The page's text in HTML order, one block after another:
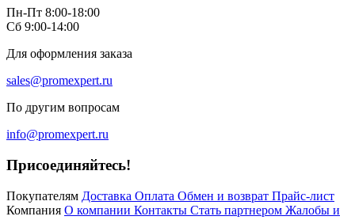
Пн-Пт 8:00-18:00
Сб 9:00-14:00
Для оформления заказа
sales@promexpert.ru
По другим вопросам
info@promexpert.ru
Присоединяйтесь!
Покупателям Доставка Оплата Обмен и возврат Прайс-лист
Компания О компании Контакты Стать партнером Жалобы и